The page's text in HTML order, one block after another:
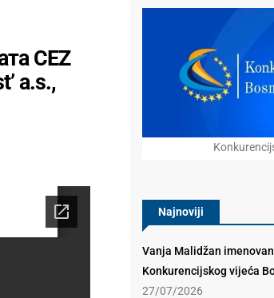
CEZ
a.s.,
Najnoviji
Vanja Malidžan
Konkurencijskog vijeća
27/07/2026